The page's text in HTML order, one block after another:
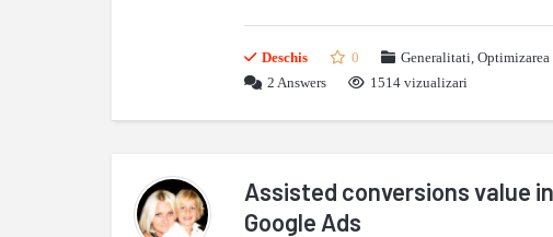
Deschis 0 Generalitati,
2 Answers 1514 vizualizari
Assisted conversions value
Google Ads